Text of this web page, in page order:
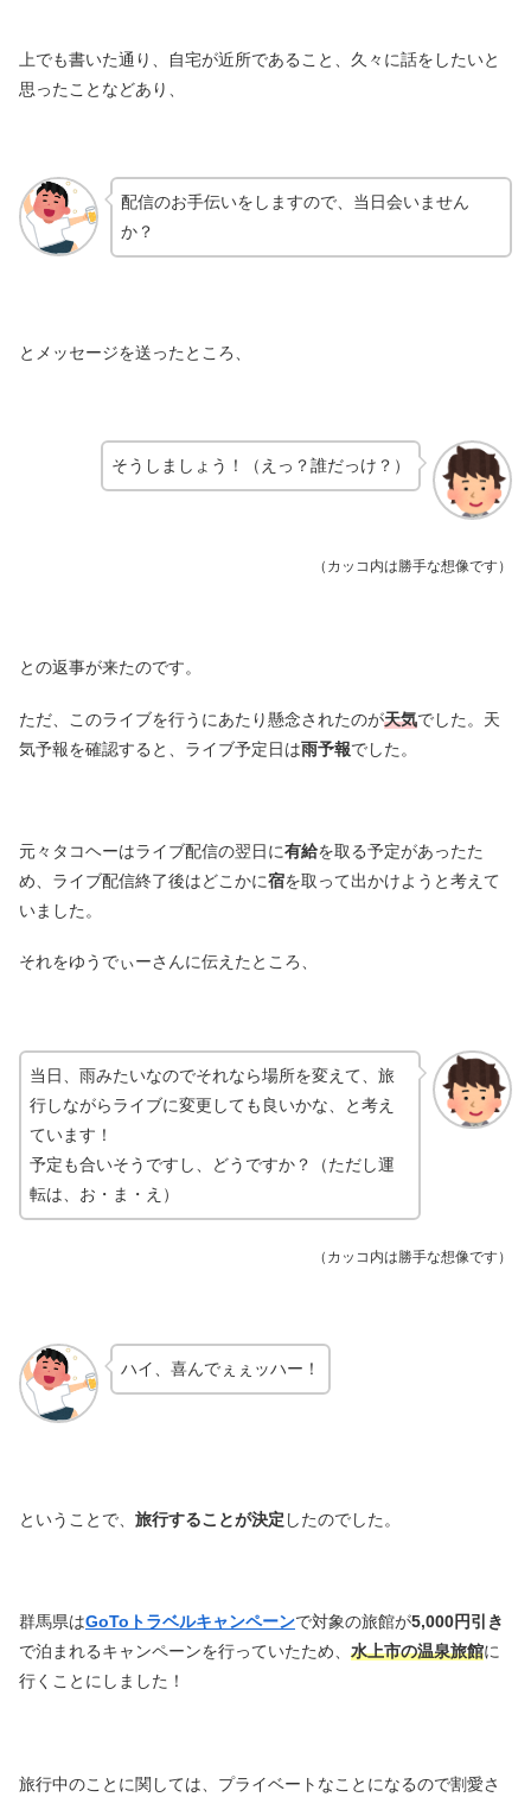
上でも書いた通り、自宅が近所であること、久々に話をしたいと
思ったことなどあり、
配信のお手伝いをしますので、当日会いません
か？
とメッセージを送ったところ、
そうしましょう！（えっ？誰だっけ？）
（カッコ内は勝手な想像です）
との返事が来たのです。
ただ、このライブを行うにあたり懸念されたのが天気でした。天
気予報を確認すると、ライブ予定日は雨予報でした。
元々タコヘーはライブ配信の翌日に有給を取る予定があったた
め、ライブ配信終了後はどこかに宿を取って出かけようと考えて
いました。
それをゆうでぃーさんに伝えたところ、
当日、雨みたいなのでそれなら場所を変えて、旅
行しながらライブに変更しても良いかな、と考え
ています！
予定も合いそうですし、どうですか？（ただし運
転は、お・ま・え）
（カッコ内は勝手な想像です）
ハイ、喜んでぇぇッハー！
ということで、 旅行することが決定 したのでした。
群馬県はGoToトラベルキャンペーンで対象の旅館が5,000円引き
で泊まれるキャンペーンを行っていたため、 水上市の温泉旅館に
行くことにしました！
旅行中のことに関しては、プライベートなことになるので割愛さ